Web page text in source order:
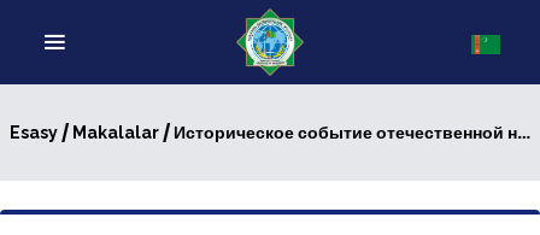
Esasy/ Makalalar/ Историческое событие отечественной науки